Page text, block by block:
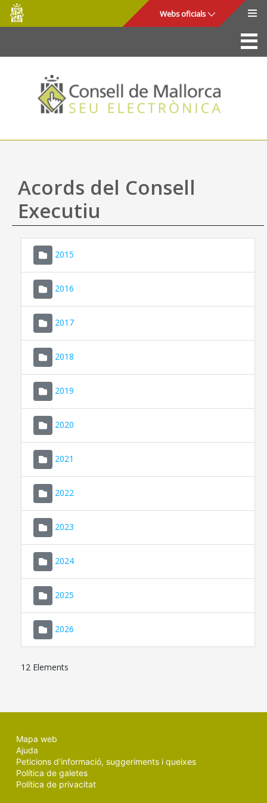
Salta al contingut principal
Consell
de
Mallorca
Webs oficials
La Seu
Consell de Mallorca
Accés i seguretat
Utilitats
Ajuda
Acords del Consell
Executiu
2015
2016
2017
2018
2019
2020
2021
2022
2023
2024
2025
2026
12 Elements
Mapa web
Ajuda
Peticions d'informació, suggeriments i queixes
Política de galetes
Política de privacitat